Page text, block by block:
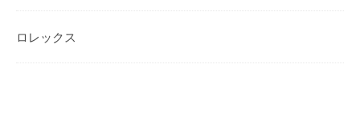
ロレックス